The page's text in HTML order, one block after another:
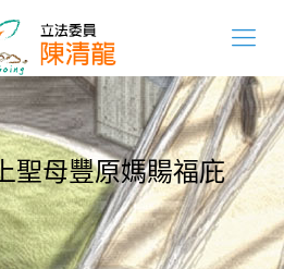
聖母豐原媽𧶽福庇